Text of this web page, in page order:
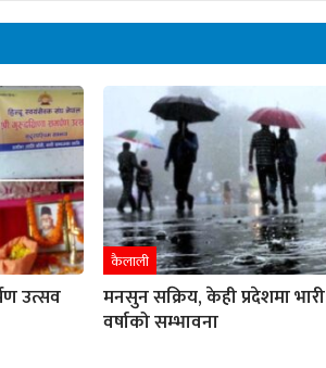
उत्सव
कैलाली
मनसुन सक्रिय, केही प्रदेशमा भारी
वर्षाको सम्भावना